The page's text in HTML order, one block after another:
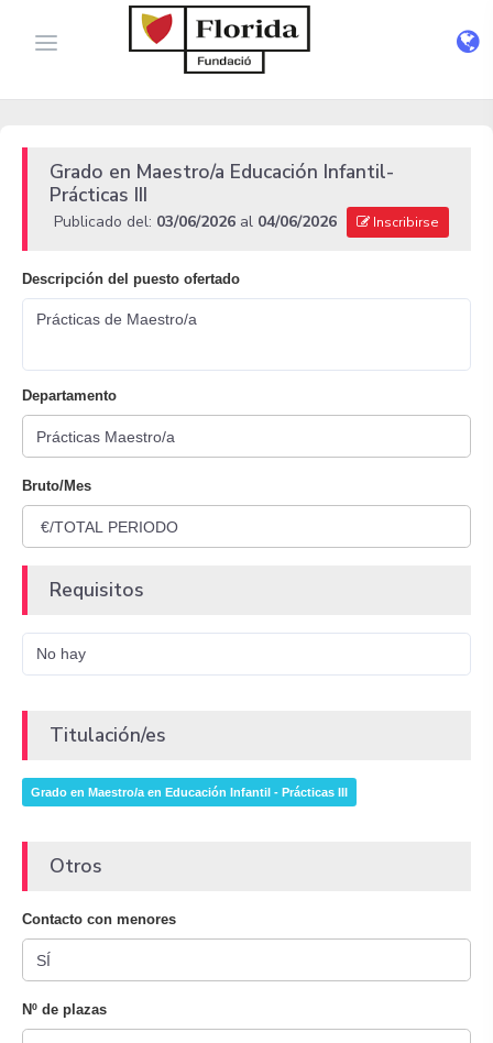
Grado en Maestro/a Educación Infantil-
Prácticas III
Publicado del: 03/06/2026 al 04/06/2026 Inscribirse
Descripción del puesto ofertado
Prácticas de Maestro/a
Departamento
Bruto/Mes
Requisitos
No hay
Titulación/es
Grado en Maestro/a en Educación Infantil - Prácticas III
Otros
Contacto con menores
Nº de plazas